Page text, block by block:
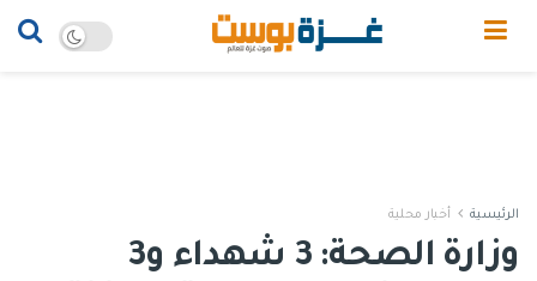
الرئيسية أخبار محلية
وزارة الصحة: 3 شهداء و3